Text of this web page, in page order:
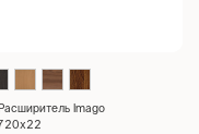
Imago